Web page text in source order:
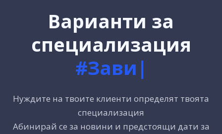
Варианти за
специализация
#Завис|
Нуждите на твоите клиенти определят твоята
специализация
Абинирай се за новини и предстоящи дати за